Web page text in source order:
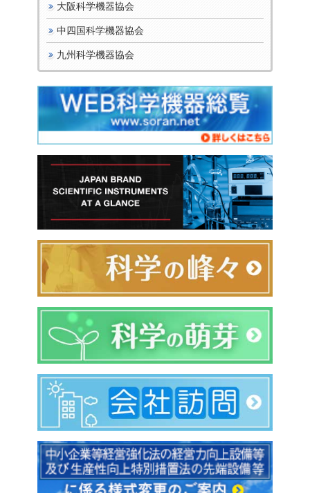
大阪科学機器協会
中四国科学機器協会
九州科学機器協会